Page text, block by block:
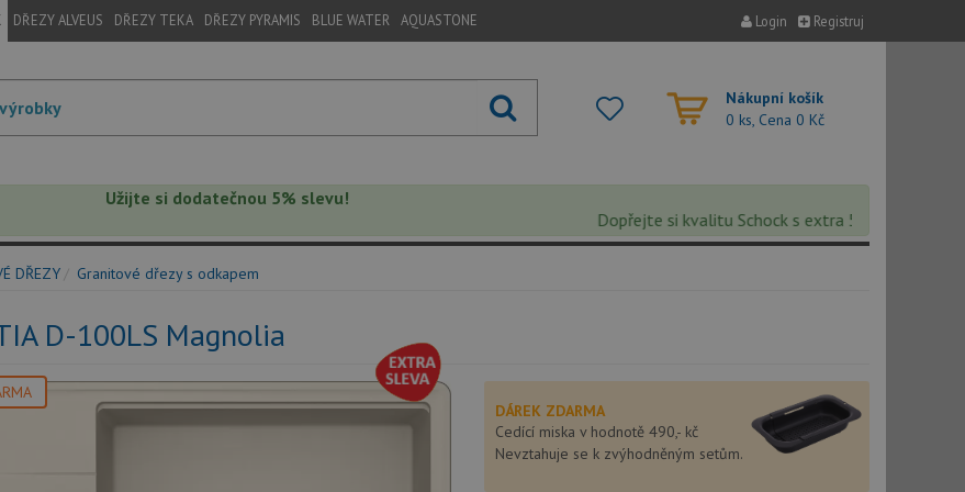
DŘEZY ALVEUS DŘEZY TEKA DŘEZY PYRAMIS BLUE WATER AQUASTONE Login Registruj
Nákupní košík
0 ks, Cena 0 Kč
Užijte si dodatečnou 5% slevu!
Dopřejte si kvalitu Schock s extra 5% slevou – sleva
DŘEZY Granitové dřezy s odkapem
D-100LS Magnolia
DÁREK ZDARMA
Cedící miska v hodnotě 490,- kč
Nevztahuje se k zvýhodněným setům.